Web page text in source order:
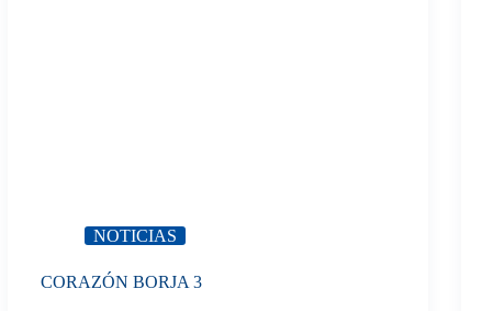
NOTICIAS
CORAZÓN BORJA 3